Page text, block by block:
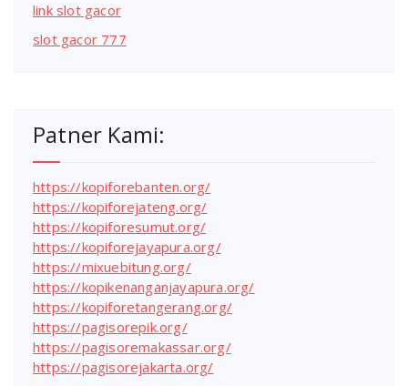
link slot gacor
slot gacor 777
Patner Kami:
https://kopiforebanten.org/
https://kopiforejateng.org/
https://kopiforesumut.org/
https://kopiforejayapura.org/
https://mixuebitung.org/
https://kopikenanganjayapura.org/
https://kopiforetangerang.org/
https://pagisorepik.org/
https://pagisoremakassar.org/
https://pagisorejakarta.org/